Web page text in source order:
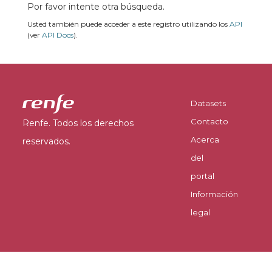
Por favor intente otra búsqueda.
Usted también puede acceder a este registro utilizando los API
(ver API Docs).
Renfe. Todos los derechos
reservados.
Datasets
Contacto
Acerca
del
portal
Información
legal